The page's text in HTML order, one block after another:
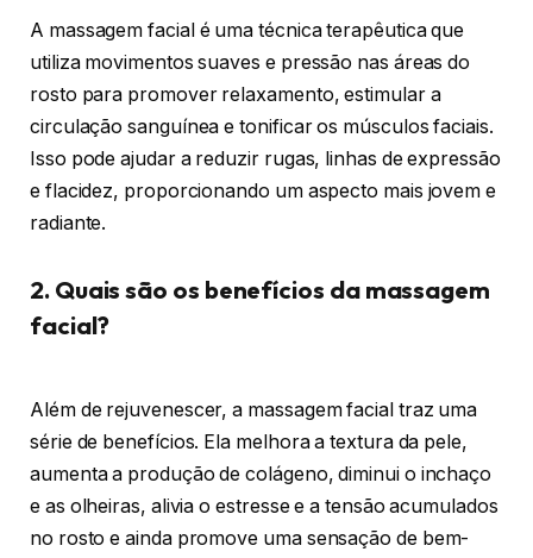
A massagem facial é uma técnica terapêutica que
utiliza movimentos suaves e pressão nas áreas do
rosto para promover relaxamento, estimular a
circulação sanguínea e tonificar os músculos faciais.
Isso pode ajudar a reduzir rugas, linhas de expressão
e flacidez, proporcionando um aspecto mais jovem e
radiante.
2. Quais são os benefícios da massagem
facial?
Além de rejuvenescer, a massagem facial traz uma
série de benefícios. Ela melhora a textura da pele,
aumenta a produção de colágeno, diminui o inchaço
e as olheiras, alivia o estresse e a tensão acumulados
no rosto e ainda promove uma sensação de bem-